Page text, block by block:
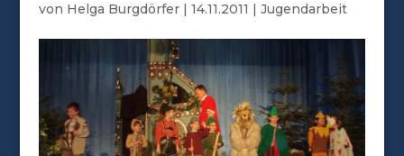
von Helga Burgdörfer| 14.11.2011 | Jugendarbeit